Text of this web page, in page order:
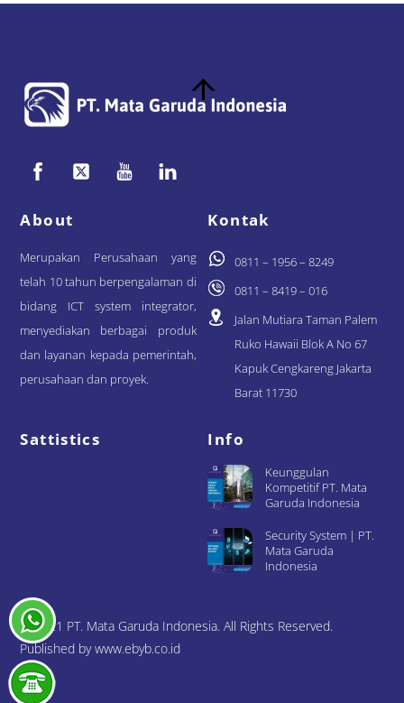
Back
To
About
Merupakan Perusahaan yang
telah 10 tahun berpengalaman di
bidang ICT system integrator,
menyediakan berbagai produk
dan layanan kepada pemerintah,
perusahaan dan proyek.
Kontak
0811 – 1956 – 8249
0811 – 8419 – 016
Jalan Mutiara Taman Palem
Ruko Hawaii Blok A No 67
Kapuk Cengkareng Jakarta
Barat 11730
Sattistics Info
Keunggulan
Kompetitif PT. Mata
Garuda Indonesia
Security System | PT.
Mata Garuda
Indonesia
© 2021 PT. Mata Garuda Indonesia. All Rights Reserved.
Published by www.ebyb.co.id